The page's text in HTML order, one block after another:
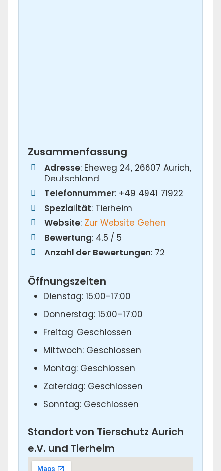
Zusammenfassung
Adresse: Eheweg 24, 26607 Aurich,
Deutschland
Telefonnummer: +49 4941 71922
Spezialität: Tierheim
Website: Zur Website Gehen
Bewertung: 4.5 / 5
Anzahl der Bewertungen: 72
Öffnungszeiten
Dienstag: 15:00–17:00
Donnerstag: 15:00–17:00
Freitag: Geschlossen
Mittwoch: Geschlossen
Montag: Geschlossen
Zaterdag: Geschlossen
Sonntag: Geschlossen
Standort von Tierschutz Aurich
e.V. und Tierheim